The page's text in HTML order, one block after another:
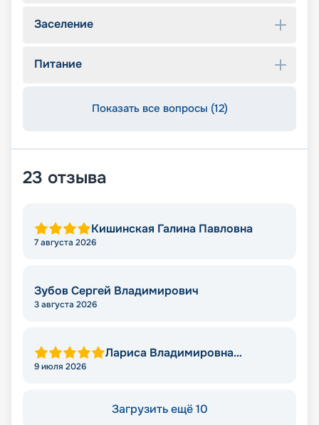
Заселение
Питание
Показать все вопросы (12)
23 отзыва
Кишинская Галина Павловна
7 августа 2026
Зубов Сергей Владимирович
3 августа 2026
Лариса Владимировна
9 июля 2026
Загрузить ещё 10